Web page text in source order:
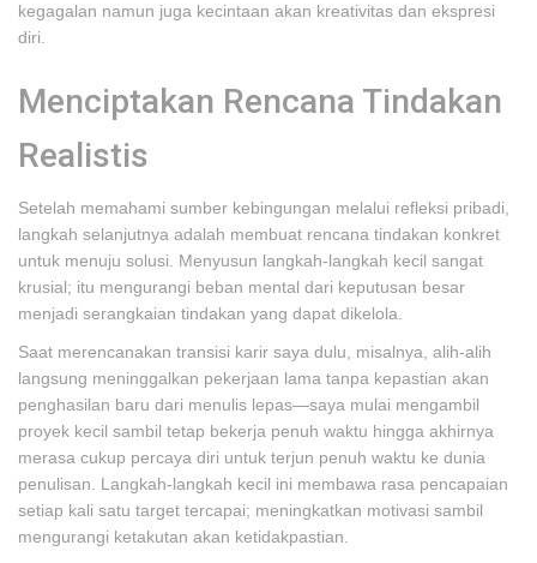
kegagalan namun juga kecintaan akan kreativitas dan ekspresi
diri.
Menciptakan Rencana Tindakan
Realistis
Setelah memahami sumber kebingungan melalui refleksi pribadi,
langkah selanjutnya adalah membuat rencana tindakan konkret
untuk menuju solusi. Menyusun langkah-langkah kecil sangat
krusial; itu mengurangi beban mental dari keputusan besar
menjadi serangkaian tindakan yang dapat dikelola.
Saat merencanakan transisi karir saya dulu, misalnya, alih-alih
langsung meninggalkan pekerjaan lama tanpa kepastian akan
penghasilan baru dari menulis lepas—saya mulai mengambil
proyek kecil sambil tetap bekerja penuh waktu hingga akhirnya
merasa cukup percaya diri untuk terjun penuh waktu ke dunia
penulisan. Langkah-langkah kecil ini membawa rasa pencapaian
setiap kali satu target tercapai; meningkatkan motivasi sambil
mengurangi ketakutan akan ketidakpastian.